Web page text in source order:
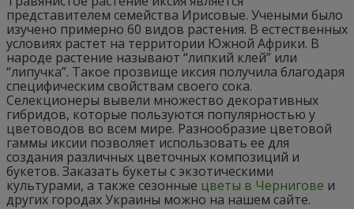
представителем семейства Ирисовые. Учеными было
изучено примерно 60 видов растения. В естественных
условиях растет на территории Южной Африки. В
народе растение называют “липкий клей” или
“липучка”. Такое прозвище иксия получила благодаря
специфическим свойствам своего сока.
Селекционеры вывели множество декоративных
гибридов, которые пользуются популярностью у
цветоводов во всем мире. Разнообразие цветовой
гаммы иксии позволяет использовать ее для
создания различных цветочных композиций и
букетов. Заказать букеты с экзотическими
культурами, а также сезонные цветы в Чернигове и
других городах Украины можно на нашем сайте.